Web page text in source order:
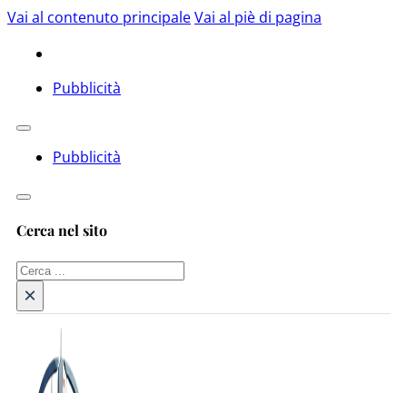
Vai al contenuto principaleVai al piè di pagina
Pubblicità
Pubblicità
Cerca nel sito
Cerca
×